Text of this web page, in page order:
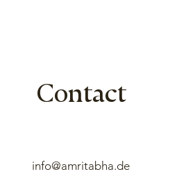
Contact
info@amritabha.de